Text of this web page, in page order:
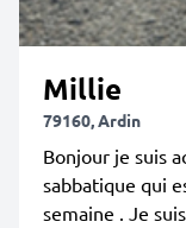
Millie
79160, Ardin
Bonjour je suis
sabbatique qui
semaine . Je